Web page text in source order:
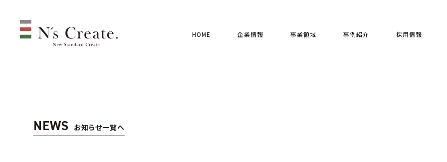
HOME 企業情報 事業領域 事例紹介 採用情報
NEWS お知らせ一覧へ